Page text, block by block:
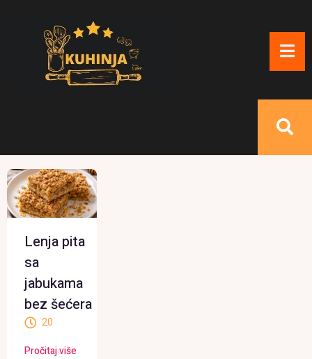
Lenja pita
sa
jabukama
bez šećera
20
Pročitaj više